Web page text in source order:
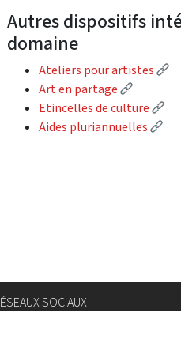
Autres dispositifs
domaine
Ateliers pour artistes
Art en partage
Etincelles de culture
Aides pluriannuelles
SOCIAUX